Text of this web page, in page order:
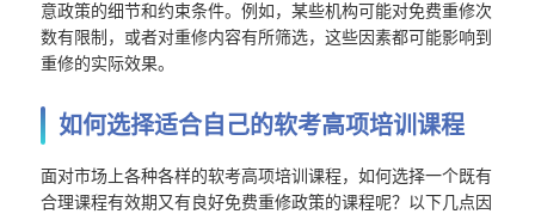
意政策的细节和约束条件。例如，某些机构可能对免费重修次
数有限制，或者对重修内容有所筛选，这些因素都可能影响到
重修的实际效果。
如何选择适合自己的软考高项培训课程
面对市场上各种各样的软考高项培训课程，如何选择一个既有
合理课程有效期又有良好免费重修政策的课程呢？以下几点因